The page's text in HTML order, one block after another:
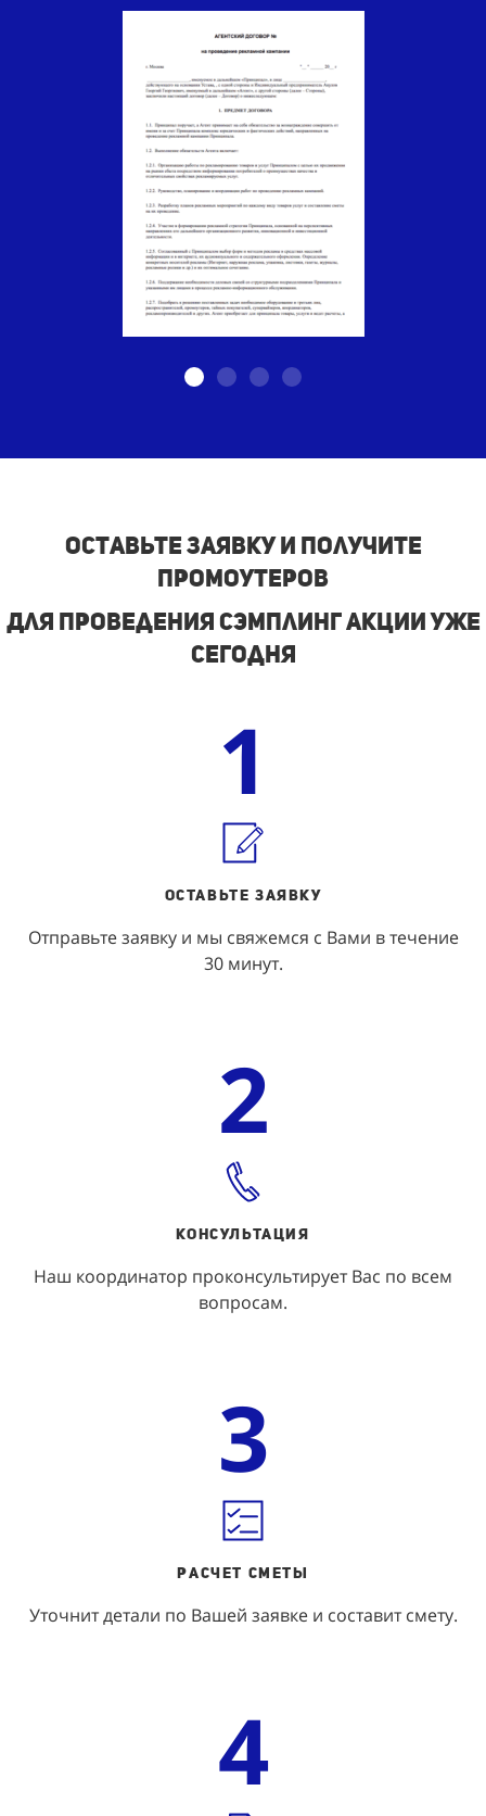
Оставьте заявку и получите
промоутеров
Для проведения сэмплинг акции уже
сегодня
1
ОСТАВЬТЕ ЗАЯВКУ
Отправьте заявку и мы свяжемся с Вами в течение
30 минут.
2
КОНСУЛЬТАЦИЯ
Наш координатор проконсультирует Вас по всем
вопросам.
3
Расчет Сметы
Уточнит детали по Вашей заявке и составит смету.
4